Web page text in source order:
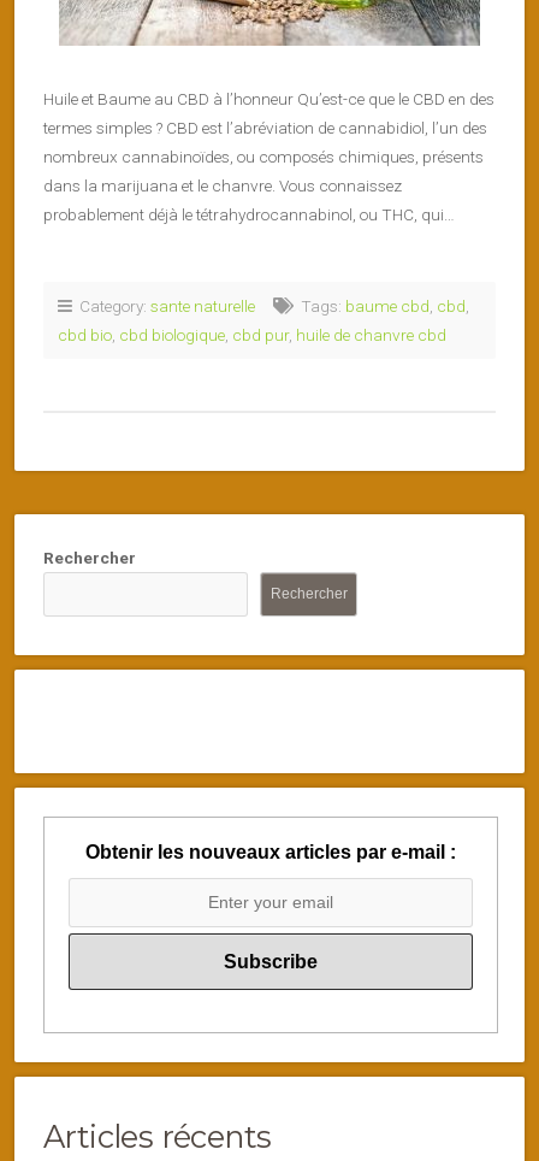
Huile et Baume au CBD à l’honneur Qu’est-ce que le CBD en des
termes simples ? CBD est l’abréviation de cannabidiol, l’un des
nombreux cannabinoïdes, ou composés chimiques, présents
dans la marijuana et le chanvre. Vous connaissez
probablement déjà le tétrahydrocannabinol, ou THC, qui…
Category: sante naturelle Tags: baume cbd cbd
cbd bio cbd biologique cbd pur, huile de chanvre cbd
Rechercher
Rechercher
Obtenir les nouveaux articles par e-mail :
Articles récents